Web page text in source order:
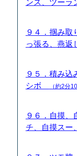
ンス、ツー
９４．掴み取
っ張る、燕
９５．積み込
シボ
（約2分
９６．自摸、
チ、自摸ス